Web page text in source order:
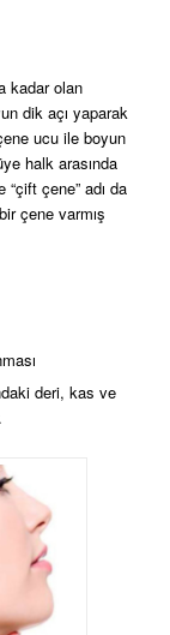
kadar olan
dik açı yaparak
ucu ile boyun
halk arasında
“çift çene” adı da
çene varmış
deri, kas ve